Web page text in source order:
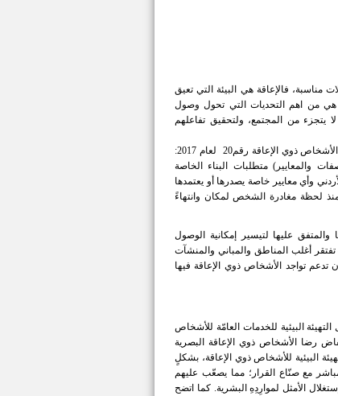
مناسبة، فالإعاقة هي البيئة التي تعيق
هي من اهم التحديات التي تحول وصول
يتجزء من المجتمع، ولتحقيق تفاعلهم
یعرف مصطلح التھیئة البیئیة قانونیاً بمفھوم "إمكانیة الوصول" والتي تعني بحسب قانون حقوق الأشخاص ذوي الإعاقة رقم20 لعام 2017:
والمعايير) متطلبات البناء الخاصة
وأي معاییر خاصة یصدرھا أو یعتمدھا
لحظة مغادرة الشخص لمكان وانتهاءً
والمتفق علیھا لتيسير إمكانية الوصول
أغلب المناطق والمباني والمنشآت
تدعم تواجد الأشخاص ذوي الإعاقة فيها
البيئية للخدمات العامّة للأشخاص
رضا الأشخاص ذوي الإعاقة البصریة
البيئية للأشخاص ذوي الإعاقة، بشكلٍ
مع صنّاع القرار؛ مما یصعّب علیھم
الأمثل لموارِدِهِ البشرية. كما اتضح